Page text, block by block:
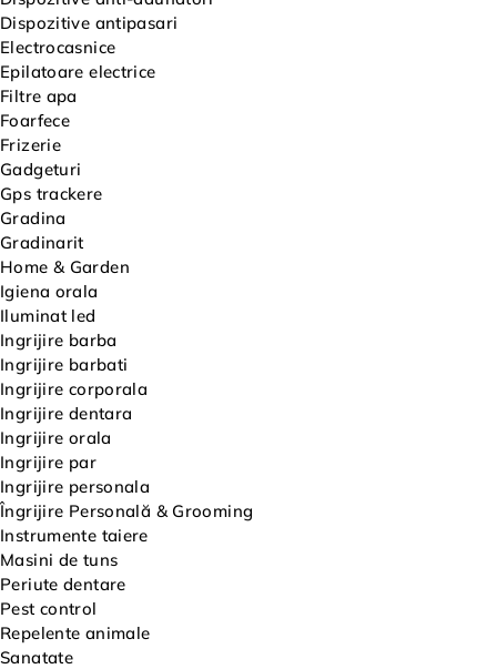
Dispozitive antipasari
Electrocasnice
Epilatoare electrice
Filtre apa
Foarfece
Frizerie
Gadgeturi
Gps trackere
Gradina
Gradinarit
Home & Garden
Igiena orala
Iluminat led
Ingrijire barba
Ingrijire barbati
Ingrijire corporala
Ingrijire dentara
Ingrijire orala
Ingrijire par
Ingrijire personala
Îngrijire Personală & Grooming
Instrumente taiere
Masini de tuns
Periute dentare
Pest control
Repelente animale
Sanatate